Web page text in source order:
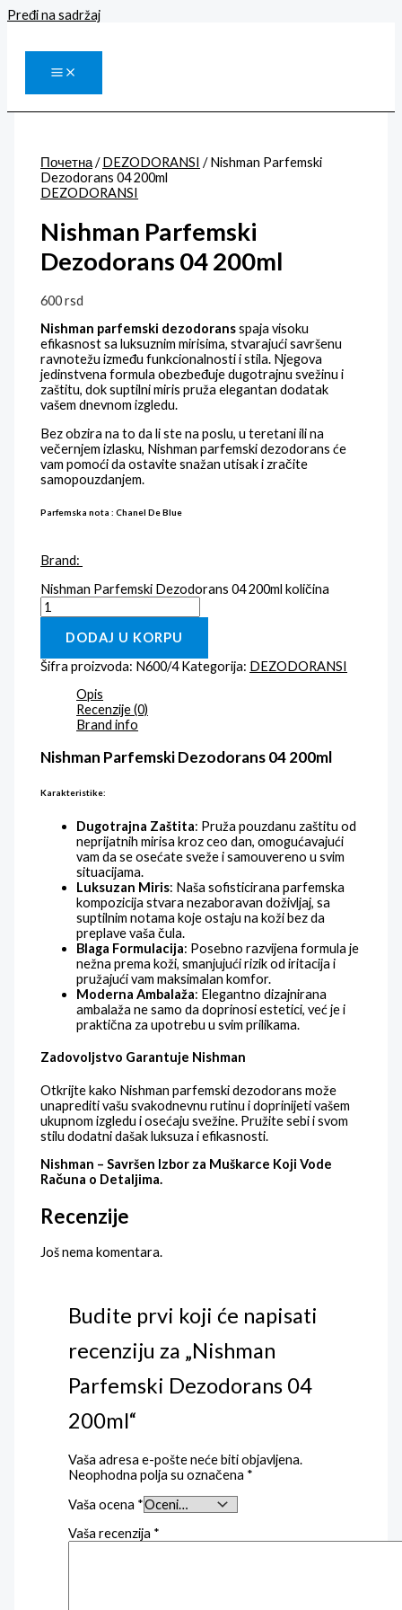
Pređi na sadržaj
Почетна/DEZODORANSI / Nishman Parfemski
Dezodorans 04 200ml
DEZODORANSI
Nishman Parfemski
Dezodorans 04 200ml
600rsd
Nishman parfemski dezodoransspaja visoku
efikasnost sa luksuznim mirisima, stvarajući savršenu
ravnotežu između funkcionalnosti i stila. Njegova
jedinstvena formula obezbeđuje dugotrajnu svežinu i
zaštitu, dok suptilni miris pruža elegantan dodatak
vašem dnevnom izgledu.
Bez obzira na to da li ste na poslu, u teretani ili na
večernjem izlasku, Nishman parfemski dezodorans će
vam pomoći da ostavite snažan utisak i zračite
samopouzdanjem.
Parfemska nota : Chanel De Blue
Brand:
Nishman Parfemski Dezodorans 04 200ml količina
DODAJ U KORPU
Šifra proizvoda: N600/4 Kategorija: DEZODORANSI
Opis
Recenzije (0)
Brand info
Nishman Parfemski Dezodorans 04 200ml
Karakteristike:
Dugotrajna Zaštita: Pruža pouzdanu zaštitu od
neprijatnih mirisa kroz ceo dan, omogućavajući
vam da se osećate sveže i samouvereno u svim
situacijama.
Luksuzan Miris: Naša sofisticirana parfemska
kompozicija stvara nezaboravan doživljaj, sa
suptilnim notama koje ostaju na koži bez da
preplave vaša čula.
Blaga Formulacija: Posebno razvijena formula je
nežna prema koži, smanjujući rizik od iritacija i
pružajući vam maksimalan komfor.
Moderna Ambalaža: Elegantno dizajnirana
ambalaža ne samo da doprinosi estetici, već je i
praktična za upotrebu u svim prilikama.
Zadovoljstvo Garantuje Nishman
Otkrijte kako Nishman parfemski dezodorans može
unaprediti vašu svakodnevnu rutinu i doprinijeti vašem
ukupnom izgledu i osećaju svežine. Pružite sebi i svom
stilu dodatni dašak luksuza i efikasnosti.
Nishman – Savršen Izbor za Muškarce Koji Vode
Računa o Detaljima.
Recenzije
Još nema komentara.
Budite prvi koji će napisati
recenziju za „Nishman
Parfemski Dezodorans 04
200ml“
Vaša adresa e-pošte neće biti objavljena.
Neophodna polja su označena *
Vaša ocena *
Vaša recenzija *